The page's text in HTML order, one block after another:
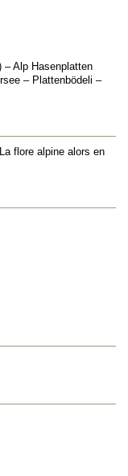
– Alp Hasenplatten
– Plattenbödeli –
flore alpine alors en